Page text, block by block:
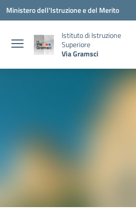
Vai ai contenuti
Vai al menu di navigazione
Vai al footer
Ministero dell'Istruzione e del Merito
Istituto di Istruzione
Superiore
Via Gramsci